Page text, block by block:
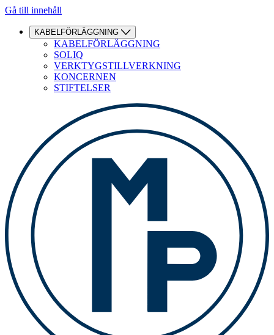
Gå till innehåll
KABELFÖRLÄGGNING
KABELFÖRLÄGGNING
SOLIQ
VERKTYGSTILLVERKNING
KONCERNEN
STIFTELSER